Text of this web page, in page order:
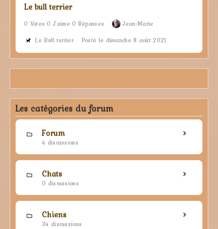
Le bull terrier
0 Votes 0 J'aime 0 Réponses
Jean-Marie
Le Bull terrier
Posté le dimanche 8 août 2021
Les catégories du forum
Forum
4 discussions
Chats
0 discussions
Chiens
34 discussions